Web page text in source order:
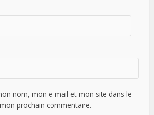
nom, mon e-mail et mon site dans le
prochain commentaire.